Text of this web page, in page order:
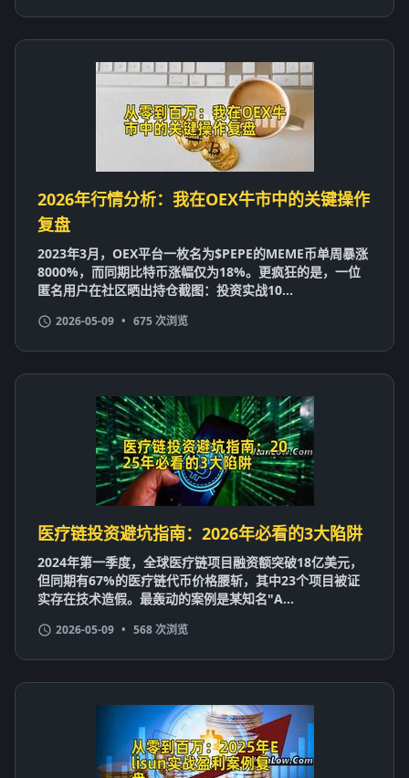
2026年行情分析：我在OEX牛市中的关键操作
复盘
2023年3月，OEX平台一枚名为$PEPE的MEME币单周暴涨
8000%，而同期比特币涨幅仅为18%。更疯狂的是，一位
匿名用户在社区晒出持仓截图：投资实战10...
2026-05-09 • 675 次浏览
医疗链投资避坑指南：2026年必看的3大陷阱
2024年第一季度，全球医疗链项目融资额突破18亿美元，
但同期有67%的医疗链代币价格腰斩，其中23个项目被证
实存在技术造假。最轰动的案例是某知名"A...
2026-05-09 • 568 次浏览